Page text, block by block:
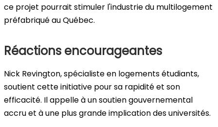
ce projet pourrait stimuler l'industrie du multilogement
préfabriqué au Québec.
Réactions encourageantes
Nick Revington, spécialiste en logements étudiants,
soutient cette initiative pour sa rapidité et son
efficacité. Il appelle à un soutien gouvernemental
accru et à une plus grande implication des universités.